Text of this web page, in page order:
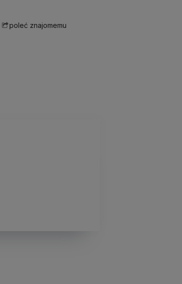
poleć znajomemu